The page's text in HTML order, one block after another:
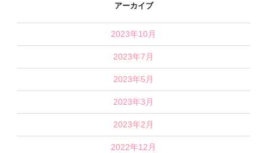
アーカイブ
2023年10月
2023年7月
2023年5月
2023年3月
2023年2月
2022年12月